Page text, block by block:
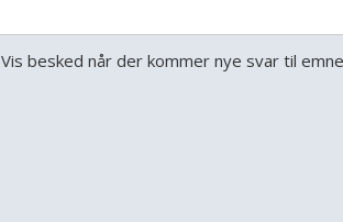
Vis besked når der kommer nye svar til